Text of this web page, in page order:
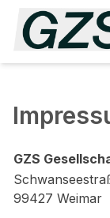
GZS
99427 Weimar